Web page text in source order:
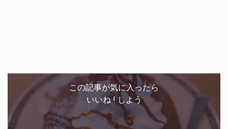
この記事が気に入ったら
いいね ! しよう